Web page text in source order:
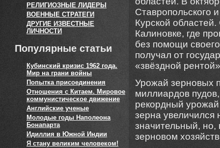
РЕЛИГИОЗНЫЕ ЛИДЕРЫ
ВОЕННЫЕ СТРАТЕГИ
ДРУГИЕ ИЗВЕСТНЫЕ
ЛИЧНОСТИ
Популярные статьи
Кубинский кризис 1962 года.
Мир на грани войны
Попытка присоединения
Отношения с Китаем. Мировое
коммунистическое движение
Английские ученые
Молодые годы Наполеона
Бонапарта
Идиллия в Южной Индии
Я стану великим человеком!
Ставропольского
Курской
Калиновке, где
без помощи
получал от
«звёздной
Урожай зерновых
миллиардов
рекордный
зерна увеличился
значительный, но,
зерновом